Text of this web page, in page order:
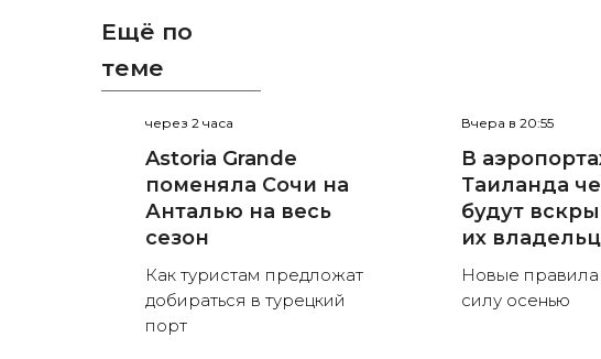
Ещё по
теме
через 2 часа
Astoria Grande
поменяла Сочи на
Анталью на весь
сезон
Как туристам предложат
добираться в турецкий
порт
Вчера в 20:55
В
Таиланда
будут
их
Новые правила
силу осенью